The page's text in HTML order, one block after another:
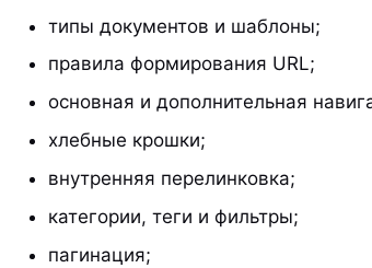
типы документов и шаблоны;
правила формирования URL;
основная и дополнительная
хлебные крошки;
внутренняя перелинковка;
категории, теги и фильтры;
пагинация;